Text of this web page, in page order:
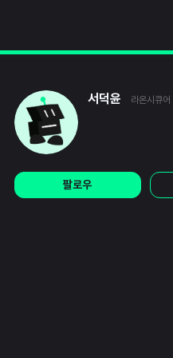
서덕윤 라온시큐어
팔로우